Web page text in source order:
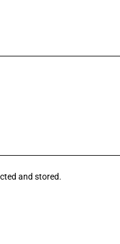
and stored.